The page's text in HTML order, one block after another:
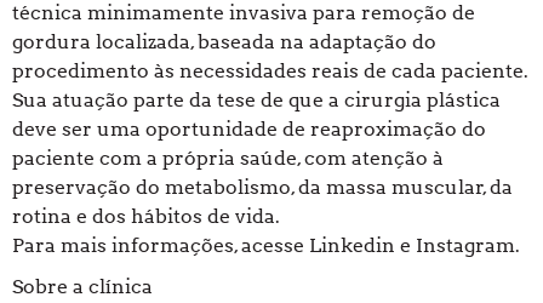
técnica minimamente invasiva para remoção de
gordura localizada, baseada na adaptação do
procedimento às necessidades reais de cada paciente.
Sua atuação parte da tese de que a cirurgia plástica
deve ser uma oportunidade de reaproximação do
paciente com a própria saúde, com atenção à
preservação do metabolismo, da massa muscular, da
rotina e dos hábitos de vida.
Para mais informações, acesse Linkedin e Instagram.
Sobre a clínica